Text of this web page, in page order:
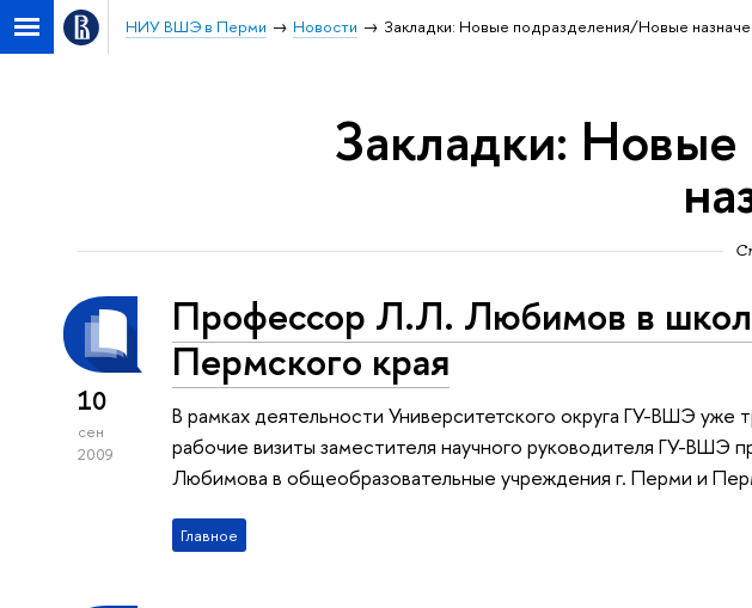
НИУ ВШЭ в Перми Новости Закладки: Новые подразделения/Новые
Закладки:
10
сен
2009
Профессор Л.Л. Любимов в
Пермского края
В рамках деятельности Университетского округа ГУ-ВШЭ уже
рабочие визиты заместителя научного руководителя ГУ-ВШЭ
Любимова в общеобразовательные учреждения г. Перми и
Главное